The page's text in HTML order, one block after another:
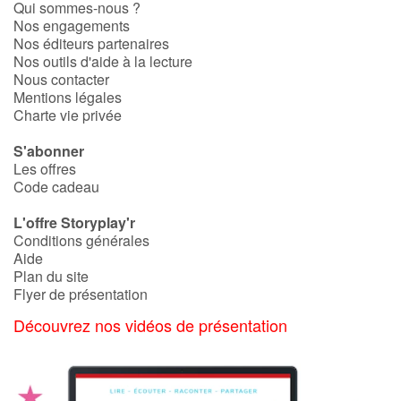
Fable, mythe, littérature et poésie
Princesses et princes, rois, reines et dragons
Ogres, monstres et sorcières
Héroïnes et héros
Écologie, nature, saisons
Les animaux
Voyage, épopée, enquête, aventure
Autour du monde
Apprentissage
Qui sommes-nous ?
Nos engagements
Nos éditeurs partenaires
Nos outils d'aide à la lecture
Nous contacter
Mentions légales
Charte vie privée
S'abonner
Les offres
Code cadeau
L'offre Storyplay'r
Conditions générales
Aide
Plan du site
Flyer de présentation
Découvrez nos vidéos de présentation